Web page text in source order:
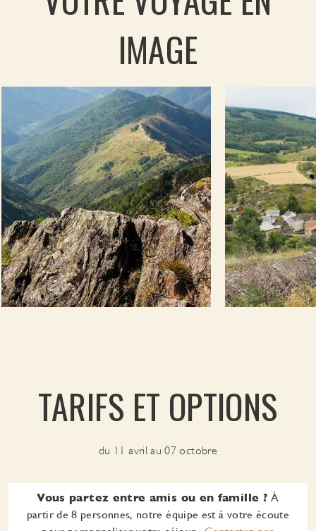
IMAGE
TARIFS ET OPTIONS
du 11 avril au 07 octobre
Vous partez entre amis ou en famille ?À
partir de 8 personnes, notre équipe est à votre écoute